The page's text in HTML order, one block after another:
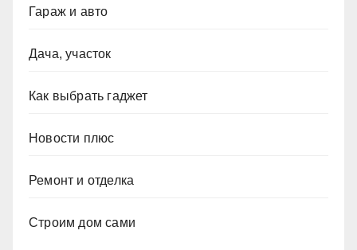
Гараж и авто
Дача, участок
Как выбрать гаджет
Новости плюс
Ремонт и отделка
Строим дом сами